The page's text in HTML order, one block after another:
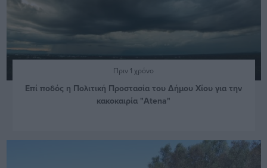
Πριν 1 χρόνο
Επί ποδός η Πολιτική Προστασία του Δήμου Χίου για την
κακοκαιρία "Atena"